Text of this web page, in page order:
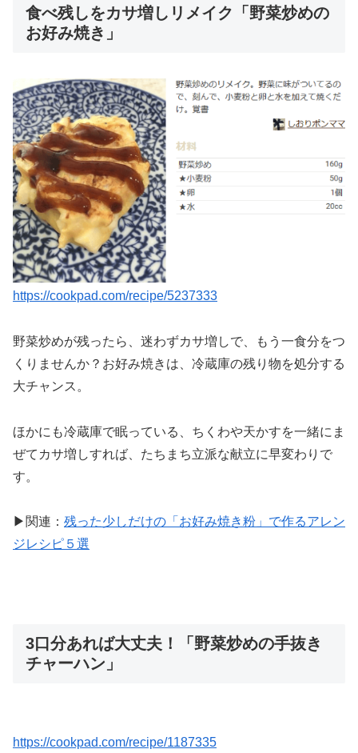
食べ残しをカサ増しリメイク「野菜炒めの
お好み焼き」
https://cookpad.com/recipe/5237333
野菜炒めが残ったら、迷わずカサ増しで、もう一食分をつ
くりませんか？お好み焼きは、冷蔵庫の残り物を処分する
大チャンス。
ほかにも冷蔵庫で眠っている、ちくわや天かすを一緒にま
ぜてカサ増しすれば、たちまち立派な献立に早変わりで
す。
▶関連： 残った少しだけの「お好み焼き粉」で作るアレン
ジレシピ５選
3口分あれば大丈夫！「野菜炒めの手抜き
チャーハン」
https://cookpad.com/recipe/1187335